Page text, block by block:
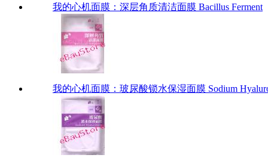
我的心机面膜：深层角质清洁面膜 Bacillus Ferment
我的心机面膜：玻尿酸锁水保湿面膜 Sodium